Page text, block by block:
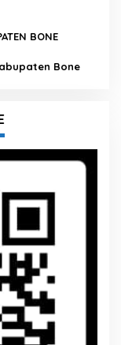
BONE
Bone